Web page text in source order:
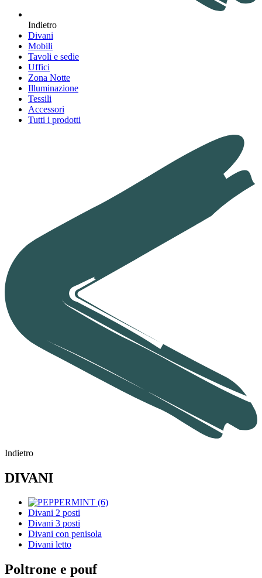
Indietro
Divani
Mobili
Tavoli e sedie
Uffici
Zona Notte
Illuminazione
Tessili
Accessori
Tutti i prodotti
Indietro
DIVANI
Divani 2 posti
Divani 3 posti
Divani con penisola
Divani letto
Poltrone e pouf